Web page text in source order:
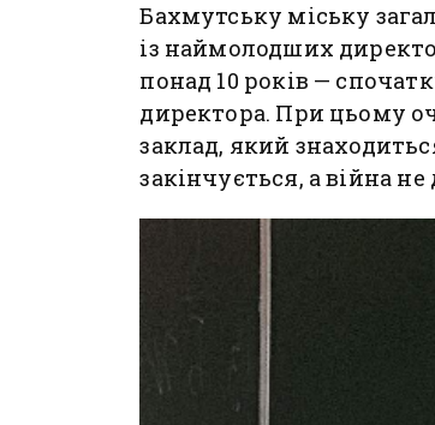
Бахмутську міську
із наймолодших
понад 10 років —
директора. При цьому
заклад, який
закінчується, а війна не